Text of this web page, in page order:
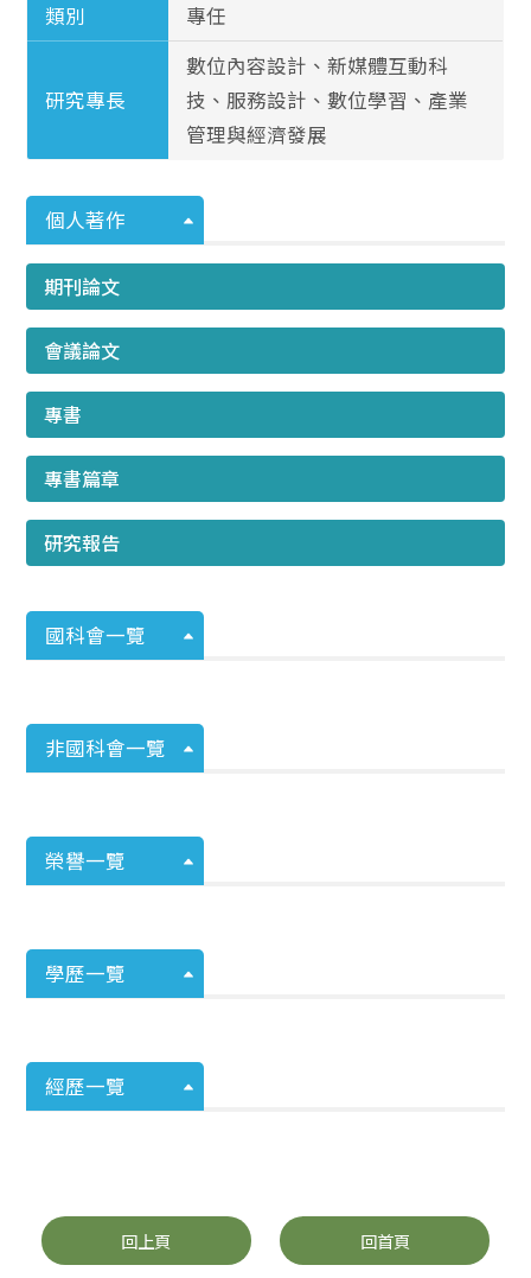
類別
專任
研究專長
數位內容設計、新媒體互動科
技、服務設計、數位學習、產業
管理與經濟發展
個人著作
期刊論文
會議論文
專書
專書篇章
研究報告
國科會一覽
非國科會一覽
榮譽一覽
學歷一覽
經歷一覽
回上頁 回首頁